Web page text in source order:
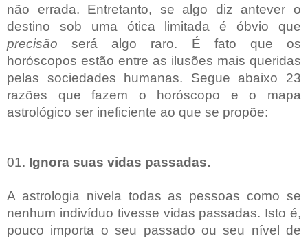
não errada. Entretanto, se algo diz antever o
destino sob uma ótica limitada é óbvio que
precisão será algo raro. É fato que os
horóscopos estão entre as ilusões mais queridas
pelas sociedades humanas. Segue abaixo 23
razões que fazem o horóscopo e o mapa
astrológico ser ineficiente ao que se propõe:
01. Ignora suas vidas passadas.
A astrologia nivela todas as pessoas como se
nenhum indivíduo tivesse vidas passadas. Isto é,
pouco importa o seu passado ou seu nível de